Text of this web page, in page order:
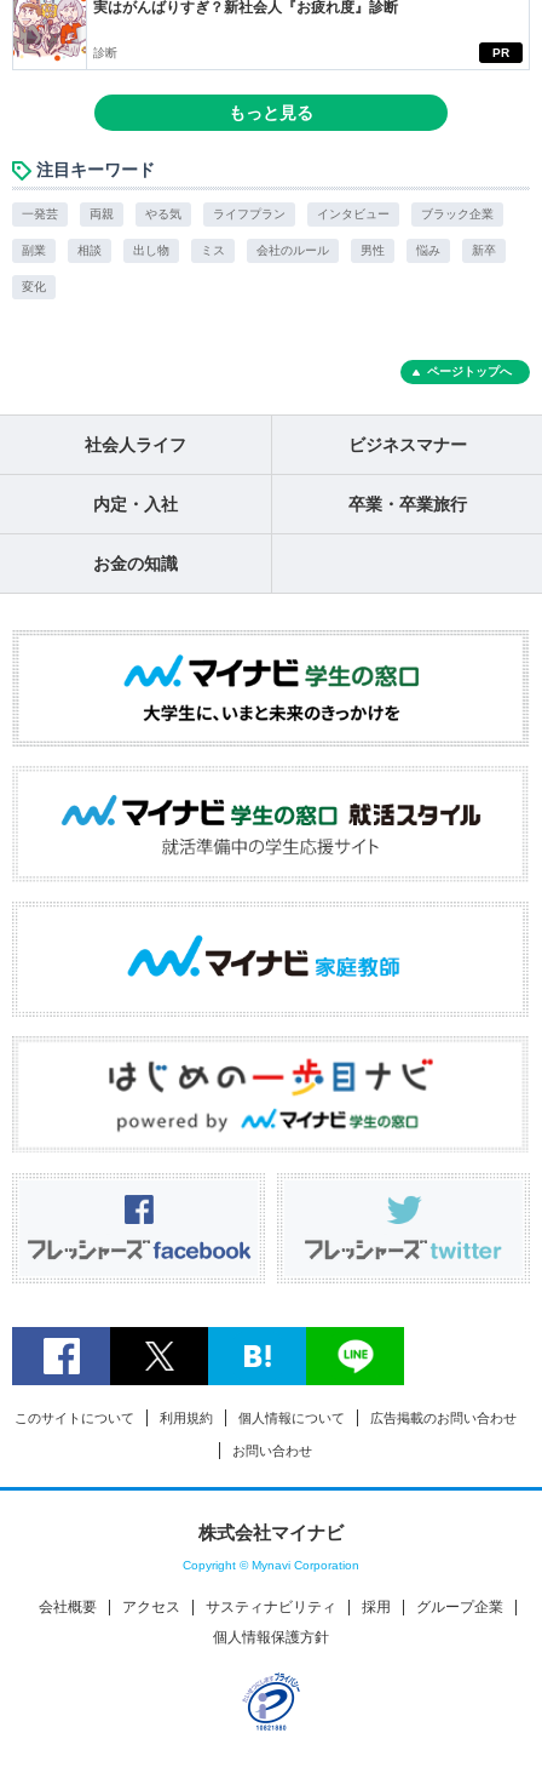
PR
実はがんばりすぎ？新社会人『お疲れ度』診断
診断
もっと見る
注目キーワード
一発芸 両親 やる気 ライフプラン インタビュー ブラック企業
副業 相談 出し物 ミス 会社のルール 男性 悩み 新卒
変化
ページトップへ
社会人ライフ ビジネスマナー
内定・入社 卒業・卒業旅行
お金の知識
このサイトについて 利用規約 個人情報について 広告掲載のお問い合わせ
お問い合わせ
株式会社マイナビ
Copyright © Mynavi Corporation
会社概要 アクセス サスティナビリティ 採用
グループ企業
個人情報保護方針